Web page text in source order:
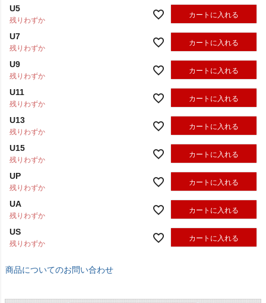
U5
残りわずか
カートに入れる
U7
残りわずか
カートに入れる
U9
残りわずか
カートに入れる
U11
残りわずか
カートに入れる
U13
残りわずか
カートに入れる
U15
残りわずか
カートに入れる
UP
残りわずか
カートに入れる
UA
残りわずか
カートに入れる
US
残りわずか
カートに入れる
商品についてのお問い合わせ